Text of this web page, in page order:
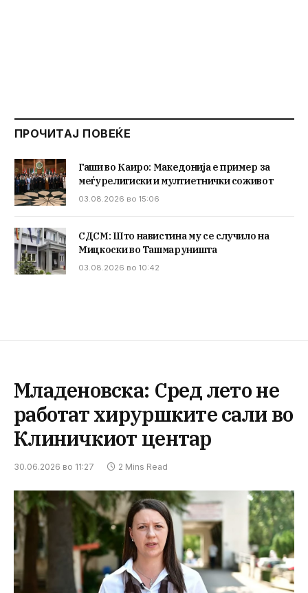
ПРОЧИТАЈ ПОВЕЌЕ
Гаши во Каиро: Македонија е пример за
меѓурелигиски и мултиетнички соживот
03.08.2026 во 15:06
СДСМ: Што навистина му се случило на
Мицкоски во Ташмаруништа
03.08.2026 во 10:42
Младеновска: Сред лето не
работат хируршките сали во
Клиничкиот центар
30.06.2026 во 11:27 2 Mins Read